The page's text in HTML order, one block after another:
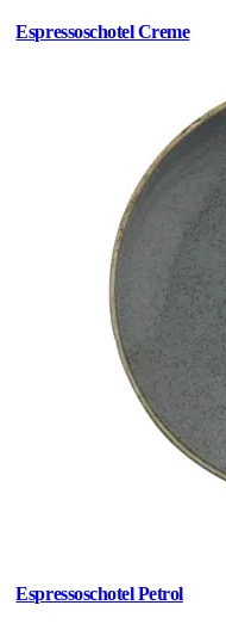
Espressoschotel Creme
Espressoschotel Petrol